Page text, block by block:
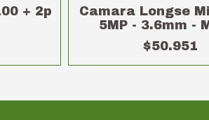
+ 2p
Camara Longse
5MP - 3.6mm -
$50.951